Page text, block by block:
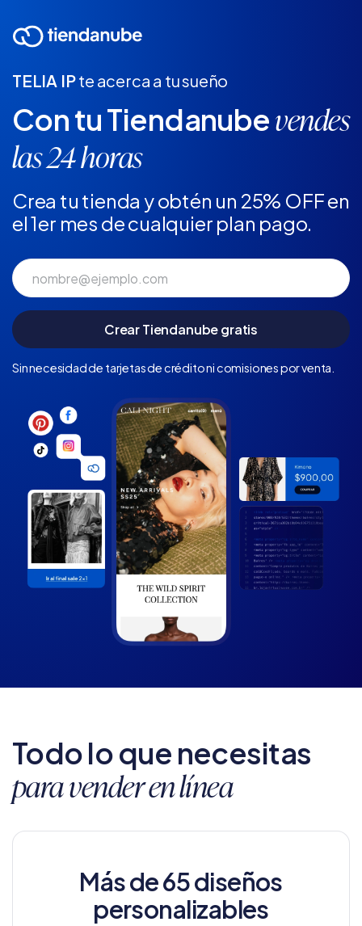
TELIA IPte acerca a tu sueño
Con tu Tiendanube vendes
las 24 horas
Crea tu tienda y obtén un 25% OFF en
el 1er mes de cualquier plan pago.
Sin necesidad de tarjetas de crédito ni comisiones por venta.
Todo lo que necesitas
para vender en línea
Más de 65 diseños
personalizables